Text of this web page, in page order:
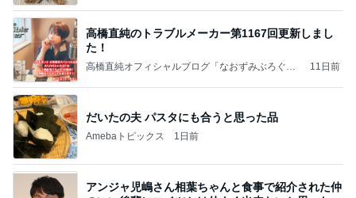
高橋直純のトラブルメーカー第1167回更新しまし
た！
高橋直純オフィシャルブログ「なおずみぶろぐ」
11日前
だいたの夫 パスタにも合うと思った品
Amebaトピックス 1日前
アンジャ児嶋さん相葉ちゃんと食事で紹介された仲